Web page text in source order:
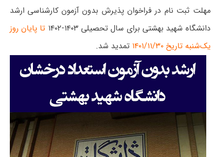
مهلت ثبت نام در فراخوان پذیرش بدون آزمون کارشناسی ارشد
دانشگاه شهید بهشتی برای سال تحصیلی ۱۴۰۳-۱۴۰۲
تا پایان روز
یک‌شنبه تاریخ ۱۴۰۱/۱۱/۳۰
تمدید شد.